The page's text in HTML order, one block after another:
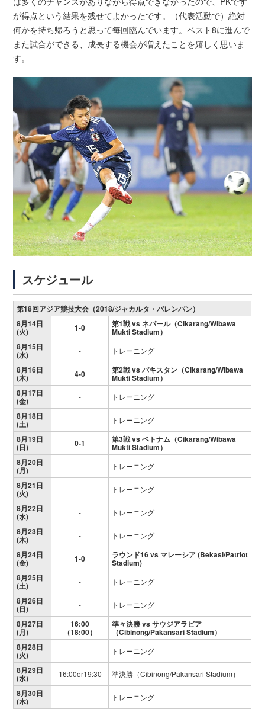
が得点という結果を残せてよかったです。（代表活動で）絶対
何かを持ち帰ろうと思って毎回臨んでいます。ベスト8に進んで
また試合ができる、成長する機会が増えたことを嬉しく思いま
す。
スケジュール
第18回アジア競技大会（2018/ジャカルタ・パレンバン）
8月14日
(火) 1-0 第1戦 vs ネパール（Cikarang/Wibawa
Mukti Stadium）
8月15日
(水) - トレーニング
8月16日
(木) 4-0 第2戦 vs パキスタン（Cikarang/Wibawa
Mukti Stadium）
8月17日
(金) - トレーニング
8月18日
(土) - トレーニング
8月19日
(日) 0-1 第3戦 vs ベトナム（Cikarang/Wibawa
Mukti Stadium）
8月20日
(月) - トレーニング
8月21日
(火) - トレーニング
8月22日
(水) - トレーニング
8月23日
(木) - トレーニング
8月24日
(金) 1-0 ラウンド16 vs マレーシア (Bekasi/Patriot
Stadium)
8月25日
(土) - トレーニング
8月26日
(日) - トレーニング
8月27日
(月)
16:00
（18:00）
準々決勝 vs サウジアラビア
（Cibinong/Pakansari Stadium）
8月28日
(火) - トレーニング
8月29日
(水) 16:00or19:30 準決勝（Cibinong/Pakansari Stadium）
8月30日
(木) - トレーニング